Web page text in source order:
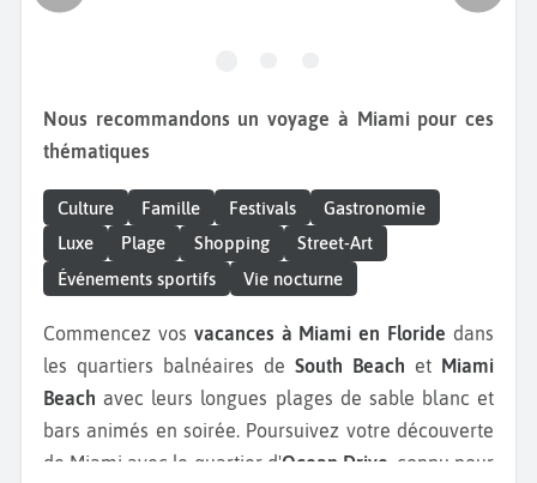
Nous recommandons un voyage à Miami pour ces
thématiques
Culture Famille Festivals
Gastronomie
Luxe
Plage Shopping
Street-Art
Événements sportifs
Vie nocturne
Commencez vos vacances à Miami en Floride dans
les quartiers balnéaires de South Beach et
Miami
Beachavec leurs longues plages de sable blanc et
bars animés en soirée. Poursuivez votre découverte
de Miami avec le quartier d'Ocean Drive , connu pour